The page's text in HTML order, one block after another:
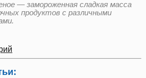
— замороженная сладкая масса
продуктов с различными